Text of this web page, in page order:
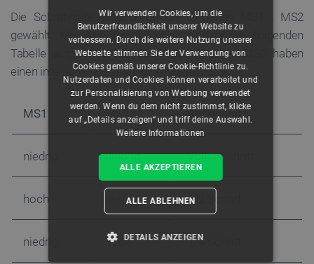
Die Schrittweite wird durch die Eingänge
MS2
gewählt. Mögliche Einstellungen sind in der folgenden
Tabelle aufgeführt. Die Eingänge MS1 und MS2 haben
einen internen Pull-Down-Widerstand (500kΩ).
MS1 MS2 Auflösung
niedrig niedrig Voller Schritt
hoch niedrig 1/2 Schritt
niedrig hoch 1/4 Schritt
Wir verwenden Cookies, um die
Benutzerfreundlichkeit unserer Website zu
verbessern. Durch die weitere Nutzung unserer
Webseite stimmen Sie der Verwendung von
Cookies gemäß unserer Cookie-Richtlinie zu.
Nutzerdaten und Cookies können verarbeitet und
zur Personalisierung von Werbung verwendet
werden. Wenn du dem nicht zustimmst, klicke
auf „Details anzeigen“ und triff deine Auswahl.
Weitere Informationen
ALLE AKZEPTIEREN
ALLE ABLEHNEN
DETAILS ANZEIGEN